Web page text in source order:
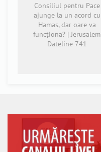
Consiliul pentru Pace
ajunge la un acord cu
Hamas, dar oare va
funcționa? | Jerusalem
Dateline 741